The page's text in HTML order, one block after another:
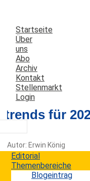
Startseite
Über
uns
Abo
Archiv
Kontakt
Stellenmarkt
Login
Editorial
Themenbereiche
Blogeintrag
für
Autor: Erwin König